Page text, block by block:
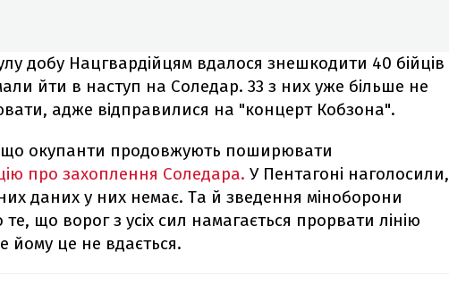
добу Нацгвардійцям вдалося знешкодити 40 бійців
йти в наступ на Соледар. 33 з них уже більше не
адже відправилися на "концерт Кобзона".
окупанти продовжують поширювати
про захоплення Соледара. У Пентагоні наголосили,
даних у них немає. Та й зведення міноборони
те, що ворог з усіх сил намагається прорвати лінію
йому це не вдається.